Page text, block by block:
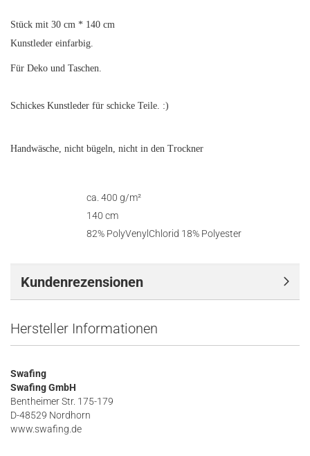
Stück mit 30 cm * 140 cm
Kunstleder einfarbig.
Für Deko und Taschen.
Schickes Kunstleder für schicke Teile. :)
Handwäsche, nicht bügeln, nicht in den Trockner
ca. 400 g/m²
140 cm
82% PolyVenylChlorid 18% Polyester
Kundenrezensionen
Hersteller Informationen
Swafing
Swafing GmbH
Bentheimer Str. 175-179
D-48529 Nordhorn
www.swafing.de